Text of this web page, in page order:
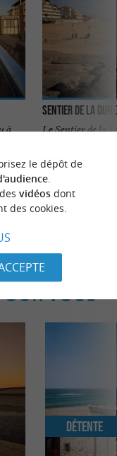
à
Sentier de la Dune
Le Sentier de la
incroyable sur ...
VOUS
Détente
le dépôt de
.
vidéosdont
des cookies.